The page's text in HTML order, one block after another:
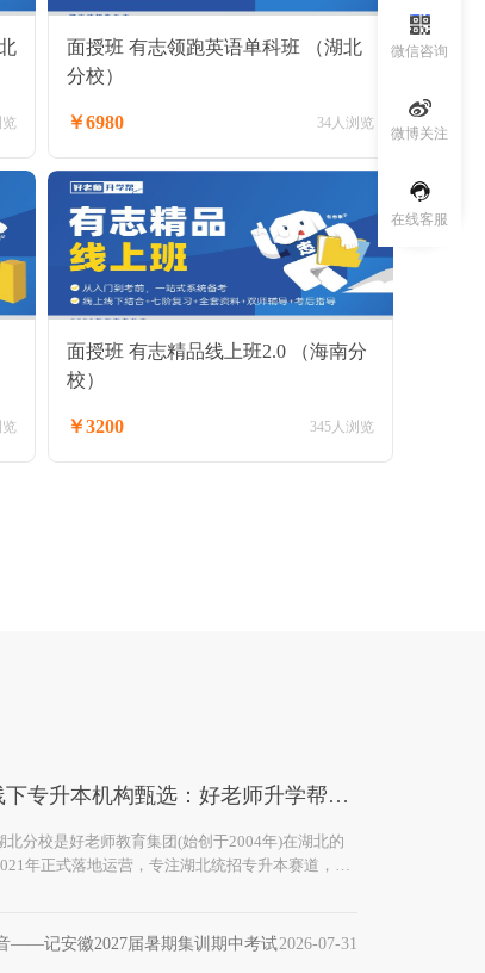
微信咨询
微博关注
在线客服
览
面授班 有志领跑英语单科班 （湖北
分校）
￥6980 34人浏览
览
面授班 有志精品线上班2.0 （海南分
校）
￥3200 345人浏览
湖北线上线下专升本机构甄选：好老师升学帮湖北分校全面介绍
北分校是好老师教育集团(始创于2004年)在湖北的
年正式落地运营，专注湖北统招专升本赛道，为
——记安徽2027届暑期集训期中考试2026-07-31